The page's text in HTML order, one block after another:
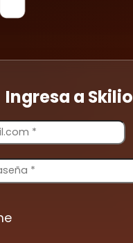
Ingresa a Skilio